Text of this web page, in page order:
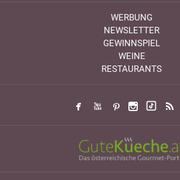
WERBUNG
NEWSLETTER
GEWINNSPIEL
WEINE
RESTAURANTS